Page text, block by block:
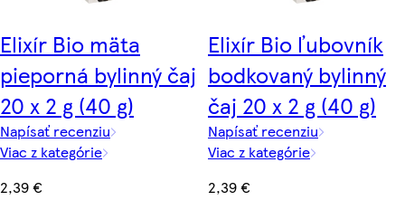
Elixír Bio mäta
pieporná bylinný čaj
20 x 2 g (40 g)
Napísať recenziu
Viac z kategórie
2,39 €
Elixír Bio ľubovník
bodkovaný bylinný
čaj 20 x 2 g (40 g)
Napísať recenziu
Viac z kategórie
2,39 €